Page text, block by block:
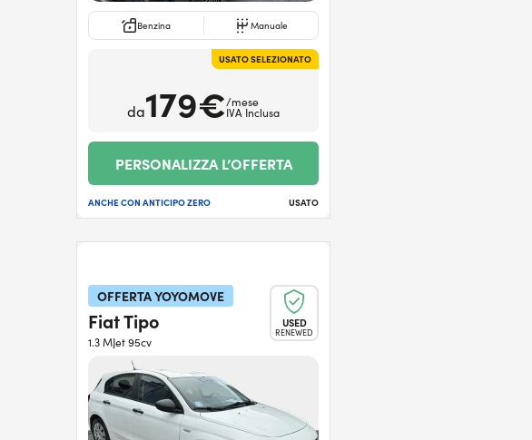
Benzina Manuale
USATO SELEZIONATO
da179€/mese
IVA Inclusa
PERSONALIZZA L’OFFERTA
ANCHE CON ANTICIPO ZERO USATO
OFFERTA YOYOMOVE
USED
RENEWED
Fiat Tipo
1.3 MJet 95cv